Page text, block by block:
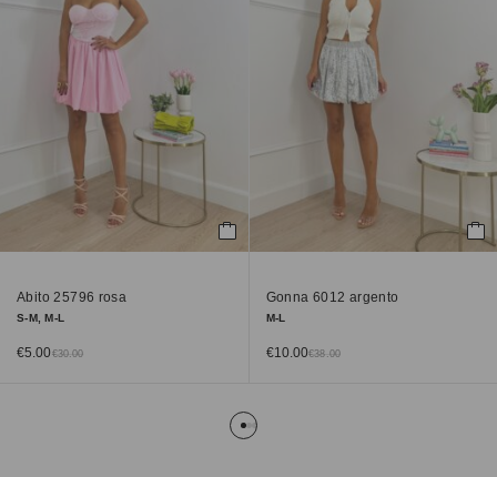
Abito 25796 rosa
S-M, M-L
€30.00
€5.00
Gonna 6012 argento
M-L
€38.00
€10.00